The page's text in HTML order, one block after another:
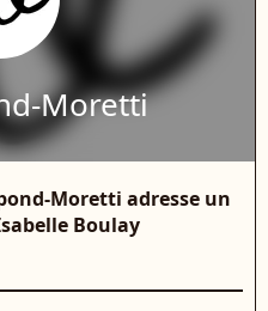
Moretti
Moretti adresse un
Boulay